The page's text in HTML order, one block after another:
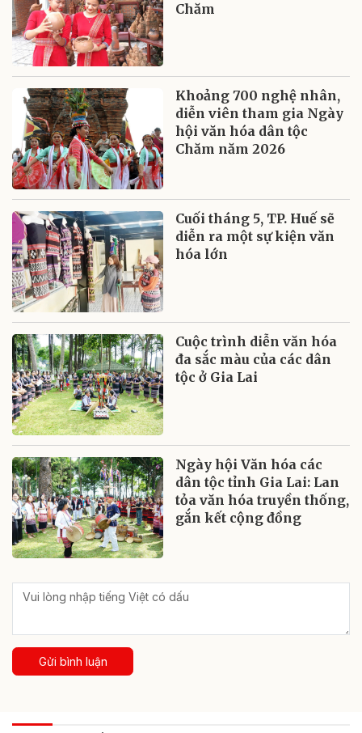
Chăm
Khoảng 700 nghệ nhân,
diễn viên tham gia Ngày
hội văn hóa dân tộc
Chăm năm 2026
Cuối tháng 5, TP. Huế sẽ
diễn ra một sự kiện văn
hóa lớn
Cuộc trình diễn văn hóa
đa sắc màu của các dân
tộc ở Gia Lai
Ngày hội Văn hóa các
dân tộc tỉnh Gia Lai: Lan
tỏa văn hóa truyền thống,
gắn kết cộng đồng
Gửi bình luận